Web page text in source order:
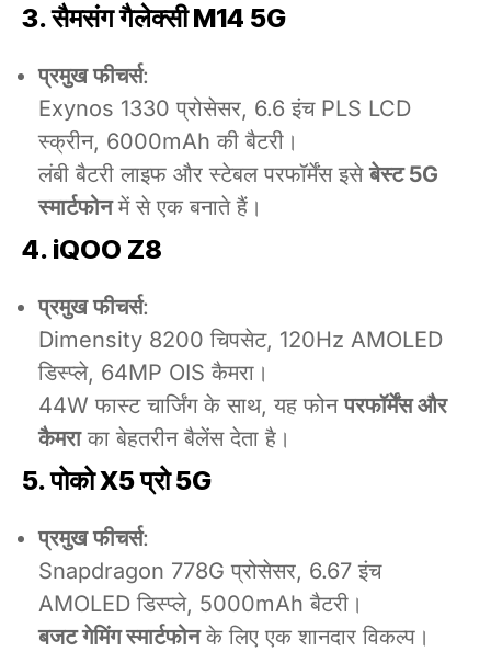
3. सैमसंग गैलेक्सी M14 5G
प्रमुख फीचर्स:
Exynos 1330 प्रोसेसर, 6.6 इंच PLS LCD
स्क्रीन, 6000mAh की बैटरी।
लंबी बैटरी लाइफ और स्टेबल परफॉर्मेंस इसेबेस्ट 5G
स्मार्टफोनमें से एक बनाते हैं।
4. iQOO Z8
प्रमुख फीचर्स:
Dimensity 8200 चिपसेट, 120Hz AMOLED
डिस्प्ले, 64MP OIS कैमरा।
44W फास्ट चार्जिंग के साथ, यह फोनपरफॉर्मेंस और
कैमराका बेहतरीन बैलेंस देता है।
5. पोको X5 प्रो 5G
प्रमुख फीचर्स:
Snapdragon 778G प्रोसेसर, 6.67 इंच
AMOLED डिस्प्ले, 5000mAh बैटरी।
बजट गेमिंग स्मार्टफोनके लिए एक शानदार विकल्प।